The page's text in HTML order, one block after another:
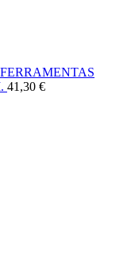
FERRAMENTAS
41,30 €